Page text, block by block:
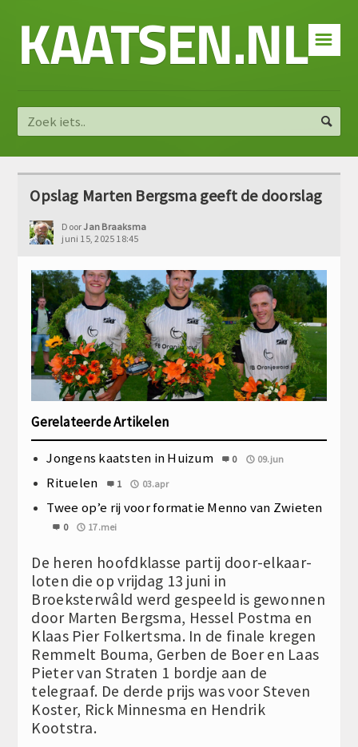
☰
KAATSEN.NL
Opslag Marten Bergsma geeft de doorslag
DoorJan Braaksma
juni 15, 2025 18:45
Gerelateerde Artikelen
Jongens kaatsten in Huizum 0 09.jun
Rituelen 1 03.apr
Twee op’e rij voor formatie Menno van Zwieten
0 17.mei
De heren hoofdklasse partij door-elkaar-
loten die op vrijdag 13 juni in
Broeksterwâld werd gespeeld is gewonnen
door Marten Bergsma, Hessel Postma en
Klaas Pier Folkertsma. In de finale kregen
Remmelt Bouma, Gerben de Boer en Laas
Pieter van Straten 1 bordje aan de
telegraaf. De derde prijs was voor Steven
Koster, Rick Minnesma en Hendrik
Kootstra.